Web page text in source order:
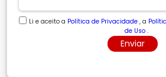
Li e aceito a Política de Privacidade , a
de Uso.
Enviar